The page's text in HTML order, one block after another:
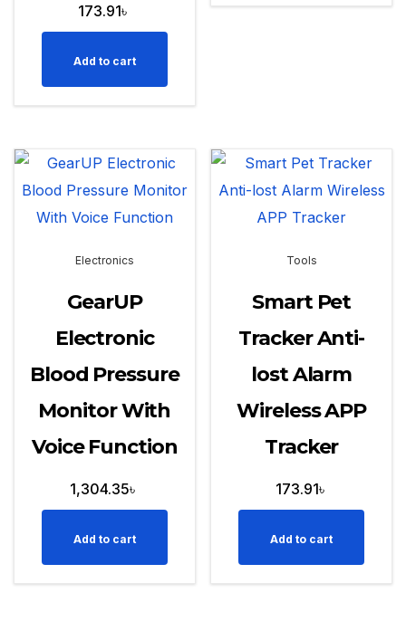
173.91৳
Add to cart
Electronics
GearUP
Electronic
Blood Pressure
Monitor With
Voice Function
1,304.35৳
Add to cart
Tools
Smart Pet
Tracker Anti-
lost Alarm
Wireless APP
Tracker
173.91৳
Add to cart